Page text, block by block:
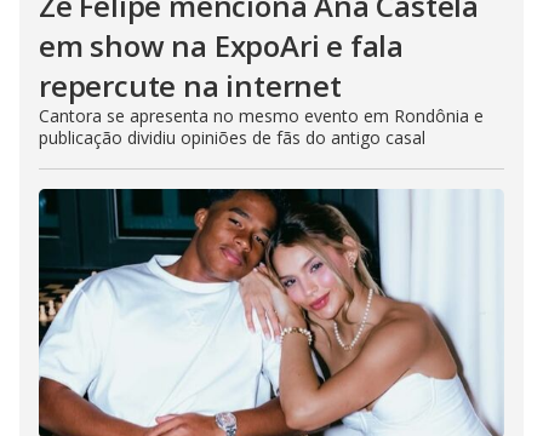
em show na ExpoAri e fala
repercute na internet
Cantora se apresenta no mesmo evento em Rondônia e
publicação dividiu opiniões de fãs do antigo casal